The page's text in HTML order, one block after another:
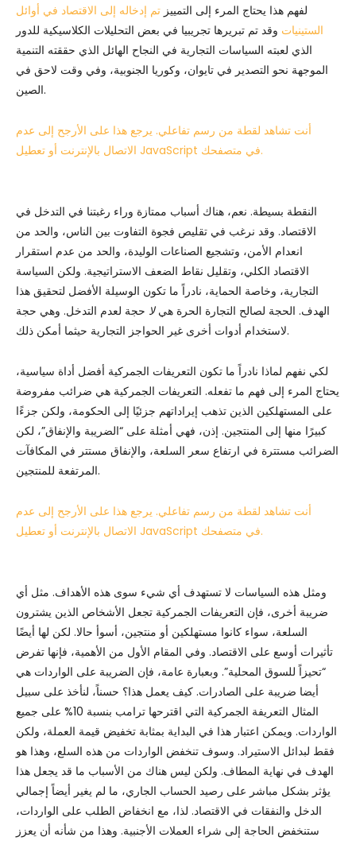
لفهم هذا يحتاج المرء إلى التمييز تم إدخاله إلى الاقتصاد في أوائل
الستينيات وقد تم تبريرها تجريبيا في بعض التحليلات الكلاسيكية للدور
الذي لعبته السياسات التجارية في النجاح الهائل الذي حققته التنمية
الموجهة نحو التصدير في تايوان، وكوريا الجنوبية، وفي وقت لاحق في
الصين.
أنت تشاهد لقطة من رسم تفاعلي. يرجع هذا على الأرجح إلى عدم
الاتصال بالإنترنت أو تعطيل JavaScript في متصفحك.
النقطة بسيطة. نعم، هناك أسباب ممتازة وراء رغبتنا في التدخل في
الاقتصاد. وقد نرغب في تقليص فجوة التفاوت بين الناس، والحد من
انعدام الأمن، وتشجيع الصناعات الوليدة، والحد من عدم استقرار
الاقتصاد الكلي، وتقليل نقاط الضعف الاستراتيجية. ولكن السياسة
التجارية، وخاصة الحماية، نادراً ما تكون الوسيلة الأفضل لتحقيق هذا
الهدف. الحجة لصالح التجارة الحرة هيلا حجة لعدم التدخل. وهي حجة
لاستخدام أدوات أخرى غير الحواجز التجارية حيثما أمكن ذلك.
لكي نفهم لماذا نادراً ما تكون التعريفات الجمركية أفضل أداة سياسية،
يحتاج المرء إلى فهم ما تفعله. التعريفات الجمركية هي ضرائب مفروضة
على المستهلكين الذين تذهب إيراداتهم جزئيًا إلى الحكومة، ولكن جزءًا
كبيرًا منها إلى المنتجين. إذن، فهي أمثلة على “الضريبة والإنفاق”، لكن
الضرائب مستترة في ارتفاع سعر السلعة، والإنفاق مستتر في المكافآت
المرتفعة للمنتجين.
أنت تشاهد لقطة من رسم تفاعلي. يرجع هذا على الأرجح إلى عدم
الاتصال بالإنترنت أو تعطيل JavaScript في متصفحك.
ومثل هذه السياسات لا تستهدف أي شيء سوى هذه الأهداف. مثل أي
ضريبة أخرى، فإن التعريفات الجمركية تجعل الأشخاص الذين يشترون
السلعة، سواء كانوا مستهلكين أو منتجين، أسوأ حالا. لكن لها أيضًا
تأثيرات أوسع على الاقتصاد. وفي المقام الأول من الأهمية، فإنها تفرض
“تحيزاً للسوق المحلية”. وبعبارة عامة، فإن الضريبة على الواردات هي
أيضا ضريبة على الصادرات. كيف يعمل هذا؟ حسناً، لنأخذ على سبيل
المثال التعريفة الجمركية التي اقترحها ترامب بنسبة 10% على جميع
الواردات. ويمكن اعتبار هذا في البداية بمثابة تخفيض قيمة العملة، ولكن
فقط لبدائل الاستيراد. وسوف تنخفض الواردات من هذه السلع، وهذا هو
الهدف في نهاية المطاف. ولكن ليس هناك من الأسباب ما قد يجعل هذا
يؤثر بشكل مباشر على رصيد الحساب الجاري، ما لم يغير أيضاً إجمالي
الدخل والنفقات في الاقتصاد. لذا، مع انخفاض الطلب على الواردات،
ستنخفض الحاجة إلى شراء العملات الأجنبية. وهذا من شأنه أن يعزز